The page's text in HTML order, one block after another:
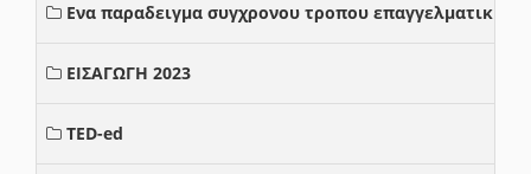
Ενα παραδειγμα συγχρονου τροπου επαγγελματικης
ΕΙΣΑΓΩΓΗ 2023
TED-ed